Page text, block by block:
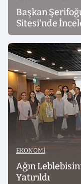
Başkan
Sitesi'nde
EKONOMI
Ağın
Yatırıldı